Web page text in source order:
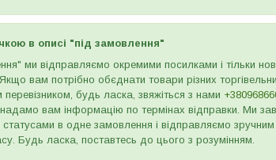
в описі "під замовлення"
ми відправляємо окремими посилками і тільки
вам потрібно обєднати товари різних
будь ласка, звяжіться з нами
вам інформацію по термінах відправки. Ми
статусами в одне замовлення і відправляємо
Будь ласка, поставтесь до цього з розумінням.